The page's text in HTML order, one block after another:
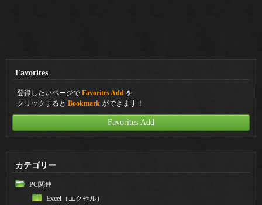
Favorites
登録したいページで Favorites Add を
クリックすると Bookmark ができます！
Favorites Add
カテゴリー
PC関連
Excel（エクセル）